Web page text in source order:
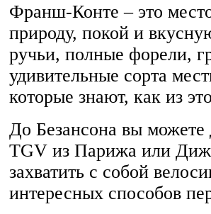
Франш-Конте – это
природу, покой и
ручьи, полные форели,
удивительные сорта
которые знают, как из
До Безансона вы можете
TGV из Парижа или
захватить с собой
интересных способов